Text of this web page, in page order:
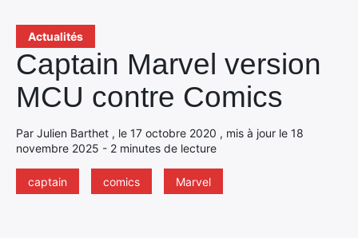
Actualités
Captain Marvel version
MCU contre Comics
Par Julien Barthet , le 17 octobre 2020 , mis à jour le 18
novembre 2025 - 2 minutes de lecture
captain comics Marvel